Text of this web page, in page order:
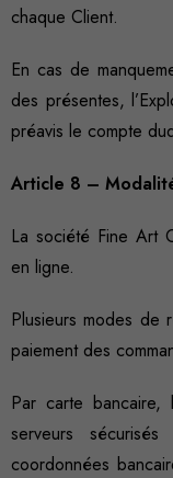
chaque Client.
En cas de
des présentes,
préavis le compte
Article 8 –
La société Fine Art
en ligne.
Plusieurs modes de
paiement des
Par carte bancaire,
serveurs
coordonnées